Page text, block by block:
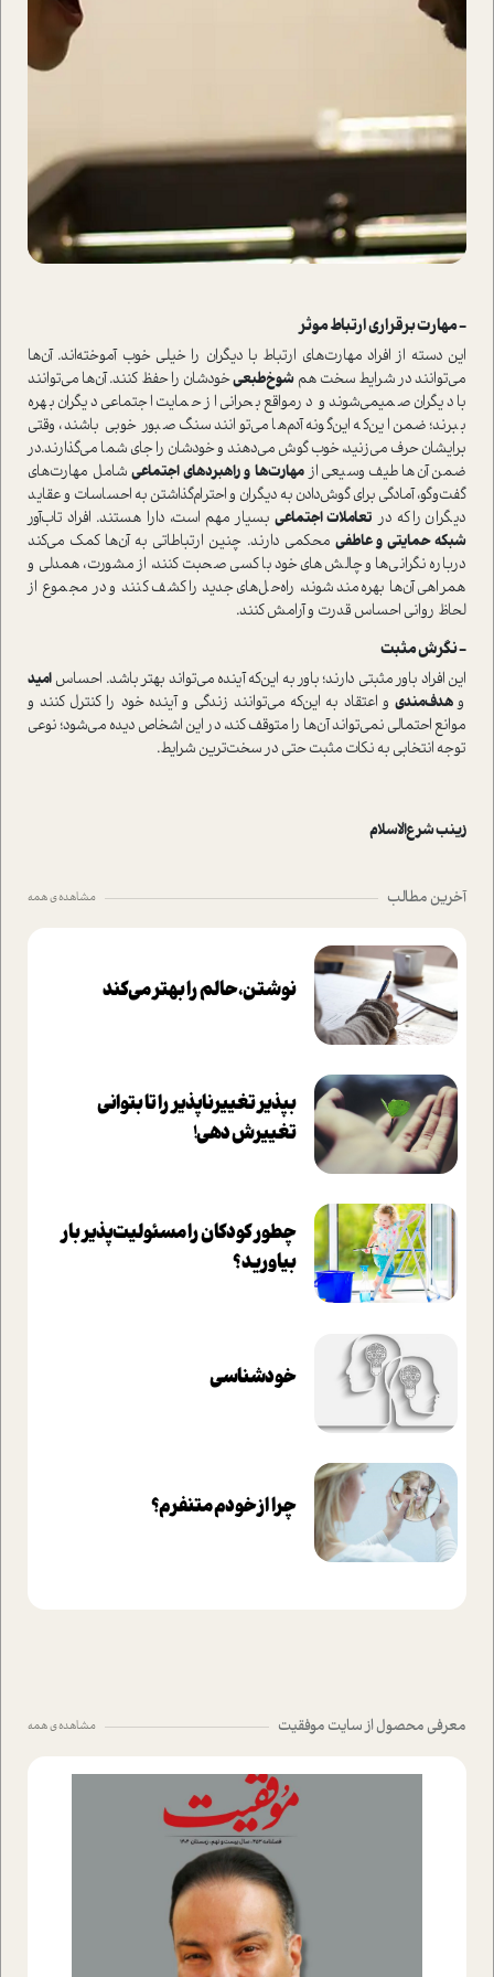
- مهارت برقراری ارتباط موثر
این دسته از افراد مهارت‌های ارتباط با دیگران را خیلی خوب آموخته‌اند. آن‌ها
می‌توانند در شرایط سخت هم شوخ‌طبعیخودشان را حفظ کنند. آن‌ها می‌توانند
با دیگران صمیمی‌شوند و درمواقع بحرانی از حمایت اجتماعی دیگران بهره
ببرند؛ ضمن این‌که این‌گونه آدم‌ها می‌توانند سنگ صبور خوبی باشند، وقتی
برایشان حرف می‌زنید، خوب گوش می‌دهند و خودشان را جای شما می‌گذارند.در
ضمن آن‌ها طیف وسیعی ازمهارت‌ها و راهبردهای اجتماعی شامل مهارت‌های
گفت‌وگو، آمادگی برای گوش‌دادن به دیگران و احترام‌گذاشتن به احساسات و عقاید
دیگران را که در تعاملات اجتماعی بسیار مهم ا‌ست، دارا هستند‌. افراد تاب‌آور
شبكه حمايتي و عاطفي محكمي دارند. چنين ارتباطاتي به آن‌ها كمك مي‌كند
درباره نگراني‌ها و چالش‌هاي خود با كسي صحبت كنند، از مشورت، همدلي و
همراهي آن‌ها بهره‌مند شوند، راه‌حل‌هاي جديد را كشف كنند و در مجموع از
لحاظ رواني احساس قدرت و آرامش كنند.
- نگرش مثبت
این افراد باور مثبتی دارند؛ باور به این‌که آینده می‌تواند بهتر باشد. احساس امید
وهدف‌مندی و اعتقاد به این‌که می‌توانند زندگی و آینده خود را کنترل کنند و
موانع احتمالی نمی‌تواند آن‌ها را متوقف کند، در این اشخاص دیده می‌شود؛ نوعی
توجه انتخابی به نکات مثبت حتی در سخت‌ترین شرایط.
زینب شرع‌الاسلام
آخرین مطالب مشاهده ی همه
نوشتن، حالم را بهتر می‌کند
بپذير تغييرناپذير را تا بتواني
تغييرش دهي!‏
چطور کودکان را مسئولیت‌پذیر بار
بیاورید؟
خودشناسی
چرا از خودم متنفرم؟
معرفی محصول از سایت موفقیت مشاهده ی همه